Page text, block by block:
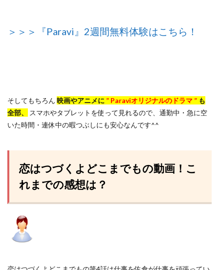
＞＞＞『Paravi』2週間無料体験はこちら！
そしてもちろん 映画やアニメに ” Paraviオリジナルのドラマ ” も
全部、
スマホやタブレットを使って見れるので、通勤中・急に空
いた時間・連休中の暇つぶしにも安心なんです^^
恋はつづくよどこまでもの動画！こ
れまでの感想は？